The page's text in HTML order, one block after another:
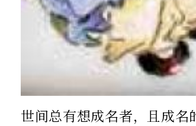
世间总有想成名者，且成